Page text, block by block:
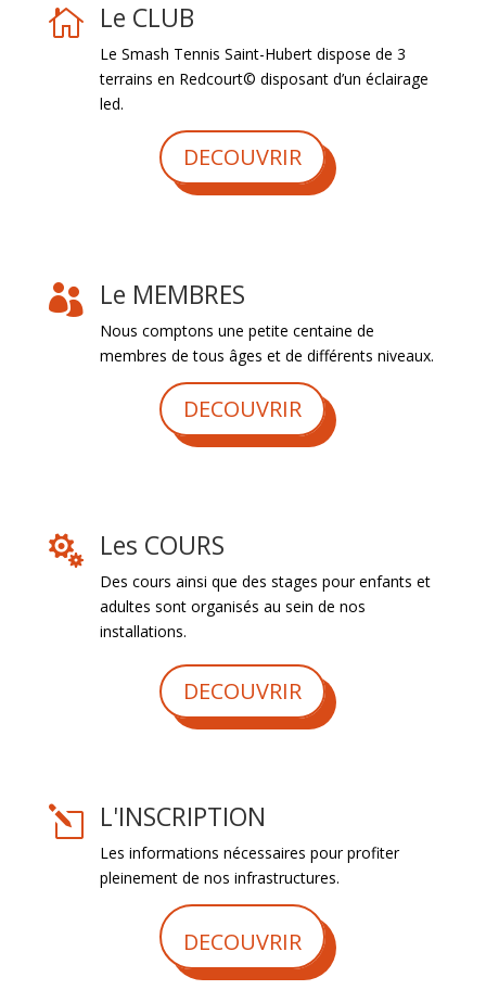
 Le CLUB
Le Smash Tennis Saint-Hubert dispose de 3
terrains en Redcourt© disposant d’un éclairage
led.
DECOUVRIR
 Le MEMBRES
Nous comptons une petite centaine de
membres de tous âges et de différents niveaux.
DECOUVRIR
 Les COURS
Des cours ainsi que des stages pour enfants et
adultes sont organisés au sein de nos
installations.
DECOUVRIR
l L'INSCRIPTION
Les informations nécessaires pour profiter
pleinement de nos infrastructures.
DECOUVRIR